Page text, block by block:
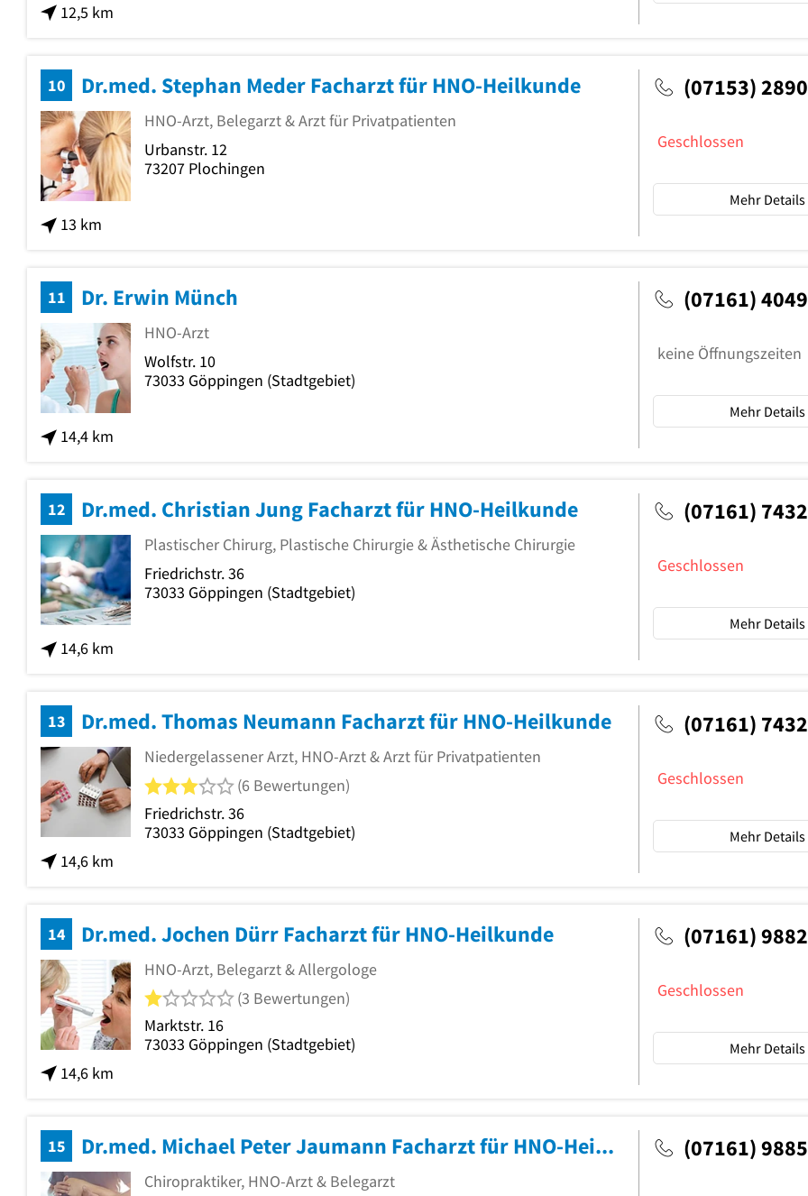
12,5 km
10 Dr.med. Stephan Meder Facharzt für HNO-Heilkunde
13 km
HNO-Arzt, Belegarzt & Arzt für Privatpatienten
Urbanstr. 12
73207 Plochingen
(07153)
Geschlossen
Mehr Details
11 Dr. Erwin Münch
14,4 km
HNO-Arzt
Wolfstr. 10
73033 Göppingen (Stadtgebiet)
(07161)
keine Öffnungszeiten
Mehr Details
12 Dr.med. Christian Jung Facharzt für HNO-Heilkunde
14,6 km
Plastischer Chirurg, Plastische Chirurgie & Ästhetische Chirurgie
Friedrichstr. 36
73033 Göppingen (Stadtgebiet)
(07161)
Geschlossen
Mehr Details
13 Dr.med. Thomas Neumann Facharzt für HNO-Heilkunde
14,6 km
Niedergelassener Arzt, HNO-Arzt & Arzt für Privatpatienten
3 von 5 Sternen
(6 Bewertungen)
Friedrichstr. 36
73033 Göppingen (Stadtgebiet)
(07161)
Geschlossen
Mehr Details
14 Dr.med. Jochen Dürr Facharzt für HNO-Heilkunde
14,6 km
HNO-Arzt, Belegarzt & Allergologe
1 von 5 Sternen
(3 Bewertungen)
Marktstr. 16
73033 Göppingen (Stadtgebiet)
(07161)
Geschlossen
Mehr Details
15 Dr.med. Michael Peter Jaumann Facharzt für HNO-Heilkunde
Chiropraktiker, HNO-Arzt & Belegarzt
(07161)